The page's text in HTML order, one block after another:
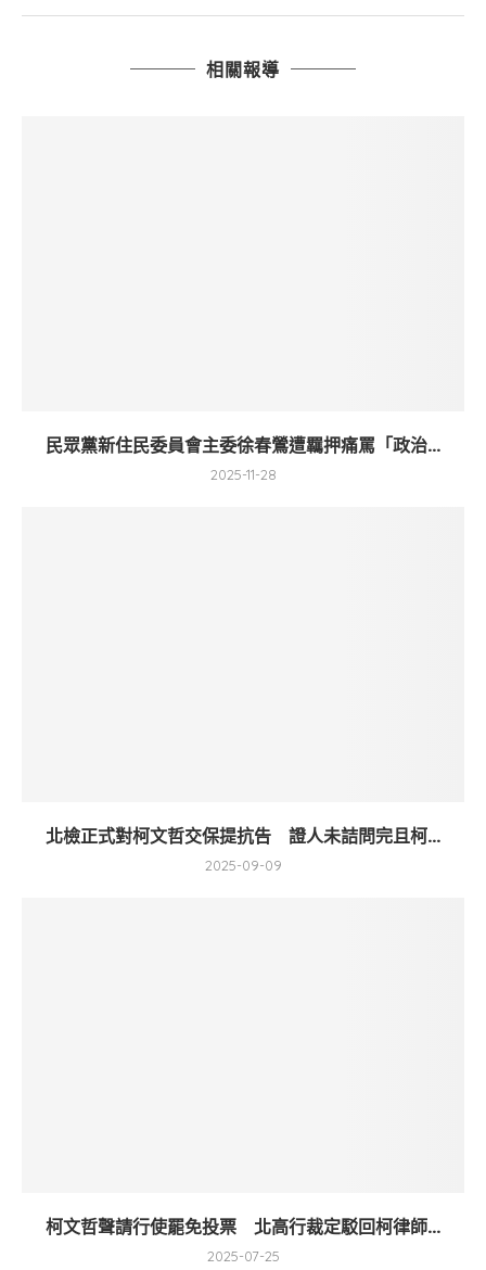
相關報導
民眾黨新住民委員會主委徐春鶯遭羈押痛罵「政治...
2025-11-28
北檢正式對柯文哲交保提抗告 證人未詰問完且柯...
2025-09-09
柯文哲聲請行使罷免投票 北高行裁定駁回柯律師...
2025-07-25